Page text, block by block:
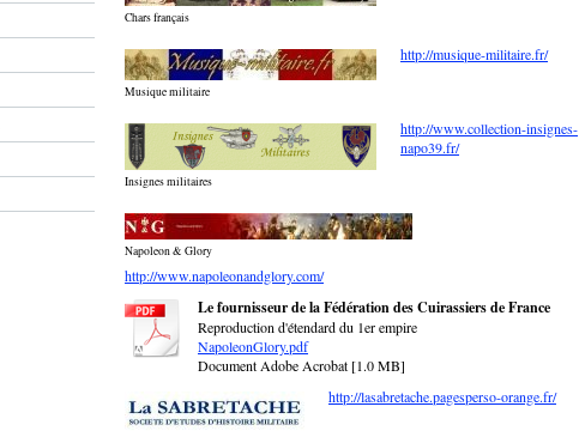
Chars français
Musique militaire
http://musique-militaire.fr/
Insignes militaires
http://www.collection-insignes-
napo39.fr/
Napoleon & Glory
http://www.napoleonandglory.com/
Le fournisseur de la Fédération des Cuirassiers de France
Reproduction d'étendard du 1er empire
NapoleonGlory.pdf
Document Adobe Acrobat [1.0 MB]
http://lasabretache.pagesperso-orange.fr/